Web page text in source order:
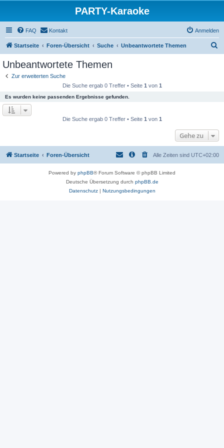
PARTY-Karaoke
FAQ Kontakt Anmelden
Startseite Foren-Übersicht Suche Unbeantwortete Themen
Unbeantwortete Themen
Zur erweiterten Suche
Die Suche ergab 0 Treffer • Seite 1 von 1
Es wurden keine passenden Ergebnisse gefunden.
Die Suche ergab 0 Treffer • Seite 1 von 1
Gehe zu
Startseite Foren-Übersicht Alle Zeiten sind UTC+02:00
Powered by phpBB® Forum Software © phpBB Limited
Deutsche Übersetzung durch phpBB.de
Datenschutz| Nutzungsbedingungen